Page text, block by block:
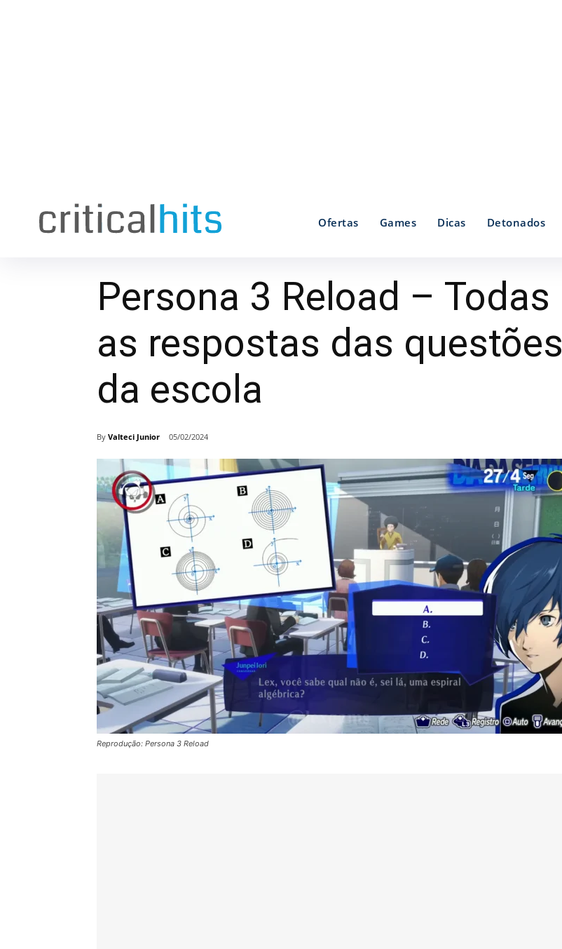
Ofertas Games Dicas Detonados
Persona 3 Reload – Todas
as respostas das questões
da escola
By Valteci Junior 05/02/2024
Reprodução: Persona 3 Reload